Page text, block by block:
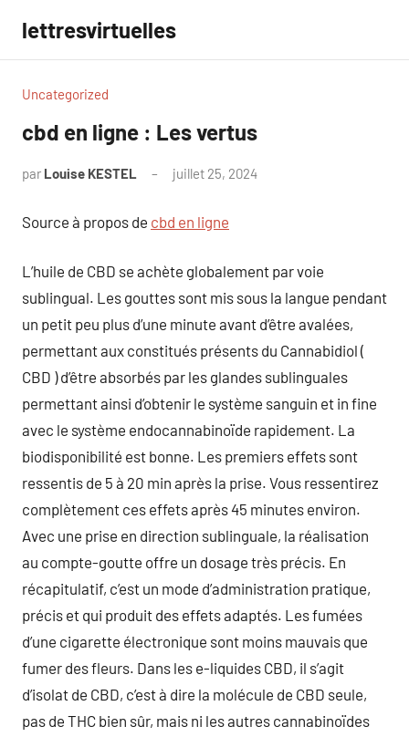
contenu
lettresvirtuelles
Uncategorized
cbd en ligne : Les vertus
par Louise KESTEL juillet 25, 2024
Source à propos de cbd en ligne
L’huile de CBD se achète globalement par voie
sublingual. Les gouttes sont mis sous la langue pendant
un petit peu plus d’une minute avant d’être avalées,
permettant aux constitués présents du Cannabidiol (
CBD ) d’être absorbés par les glandes sublinguales
permettant ainsi d’obtenir le système sanguin et in fine
avec le système endocannabinoïde rapidement. La
biodisponibilité est bonne. Les premiers effets sont
ressentis de 5 à 20 min après la prise. Vous ressentirez
complètement ces effets après 45 minutes environ.
Avec une prise en direction sublinguale, la réalisation
au compte-goutte offre un dosage très précis. En
récapitulatif, c’est un mode d’administration pratique,
précis et qui produit des effets adaptés. Les fumées
d’une cigarette électronique sont moins mauvais que
fumer des fleurs. Dans les e-liquides CBD, il s’agit
d’isolat de CBD, c’est à dire la molécule de CBD seule,
pas de THC bien sûr, mais ni les autres cannabinoïdes